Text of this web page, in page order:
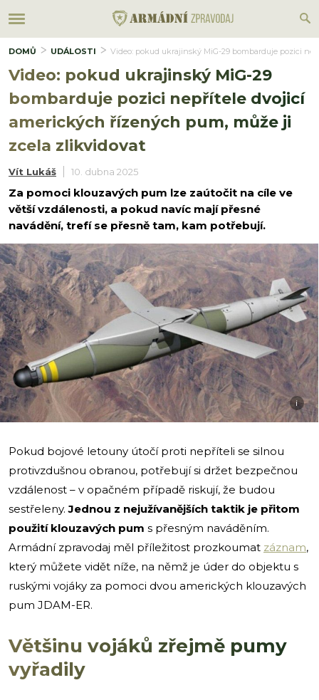
DOMŮ UDÁLOSTI Video: pokud ukrajinský MiG-29 bombarduje pozici
Video: pokud ukrajinský MiG-29
bombarduje pozici nepřítele dvojicí
amerických řízených pum, může ji
zcela zlikvidovat
Vít Lukáš 10. dubna 2025
Za pomoci klouzavých pum lze zaútočit na cíle ve
větší vzdálenosti, a pokud navíc mají přesné
navádění, trefí se přesně tam, kam potřebují.
i
Pokud bojové letouny útočí proti nepříteli se silnou
protivzdušnou obranou, potřebují si držet bezpečnou
vzdálenost – v opačném případě riskují, že budou
sestřeleny.Jednou z nejužívanějších taktik je přitom
použití klouzavých pum s přesným naváděním.
Armádní zpravodaj měl příležitost prozkoumat záznam,
který můžete vidět níže, na němž je úder do objektu s
ruskými vojáky za pomoci dvou amerických klouzavých
pum JDAM-ER.
Většinu vojáků zřejmě pumy
vyřadily